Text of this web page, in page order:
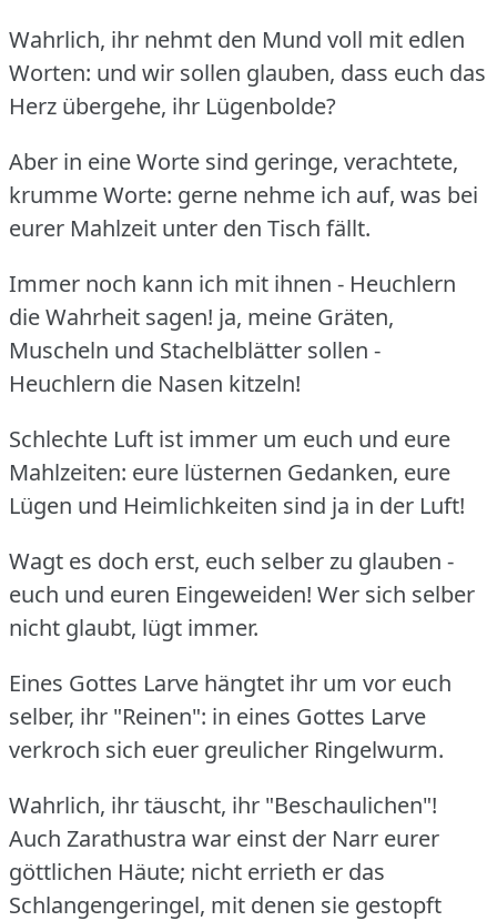
Wahrlich, ihr nehmt den Mund voll mit edlen
Worten: und wir sollen glauben, dass euch das
Herz übergehe, ihr Lügenbolde?
Aber in eine Worte sind geringe, verachtete,
krumme Worte: gerne nehme ich auf, was bei
eurer Mahlzeit unter den Tisch fällt.
Immer noch kann ich mit ihnen - Heuchlern
die Wahrheit sagen! ja, meine Gräten,
Muscheln und Stachelblätter sollen -
Heuchlern die Nasen kitzeln!
Schlechte Luft ist immer um euch und eure
Mahlzeiten: eure lüsternen Gedanken, eure
Lügen und Heimlichkeiten sind ja in der Luft!
Wagt es doch erst, euch selber zu glauben -
euch und euren Eingeweiden! Wer sich selber
nicht glaubt, lügt immer.
Eines Gottes Larve hängtet ihr um vor euch
selber, ihr "Reinen": in eines Gottes Larve
verkroch sich euer greulicher Ringelwurm.
Wahrlich, ihr täuscht, ihr "Beschaulichen"!
Auch Zarathustra war einst der Narr eurer
göttlichen Häute; nicht errieth er das
Schlangengeringel, mit denen sie gestopft